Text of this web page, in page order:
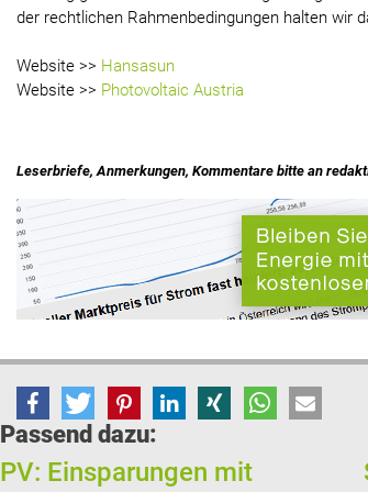
der rechtlichen Rahmenbedingungen halten wir
Website >> Hansasun
Website >> Photovoltaic Austria
Leserbriefe, Anmerkungen, Kommentare bitte an
Passend dazu:
PV: Einsparungen mit